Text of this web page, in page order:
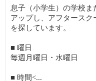
息子（小学生）の学校
アップし、アフタース
を探しています。
■ 曜日
毎週月曜日・水曜日
■ 時間<...